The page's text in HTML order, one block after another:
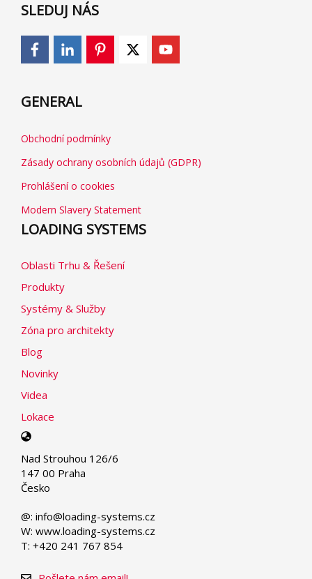
SLEDUJ NÁS
GENERAL
Obchodní podmínky
Zásady ochrany osobních údajů (GDPR)
Prohlášení o cookies
Modern Slavery Statement
LOADING SYSTEMS
Oblasti Trhu & Řešení
Produkty
Systémy & Služby
Zóna pro architekty
Blog
Novinky
Videa
Lokace
Select
language
Nad Strouhou 126/6
147 00 Praha
Česko
@: info@loading-systems.cz
W: www.loading-systems.cz
T: +420 241 767 854